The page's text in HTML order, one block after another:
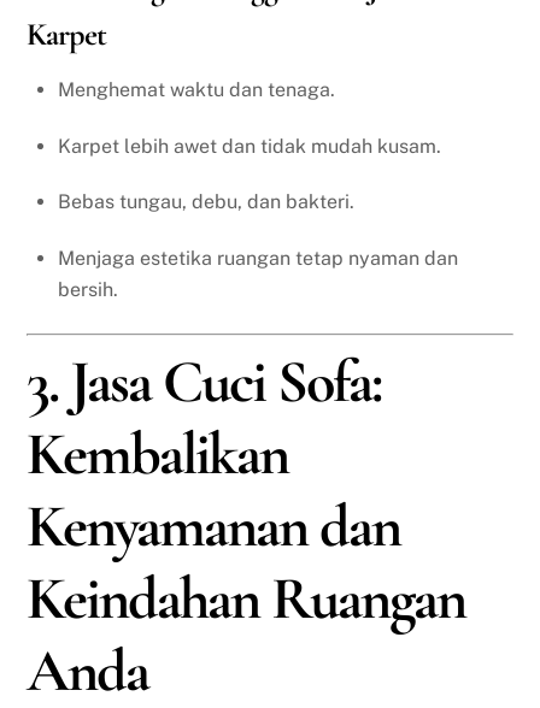
Karpet
Menghemat waktu dan tenaga.
Karpet lebih awet dan tidak mudah kusam.
Bebas tungau, debu, dan bakteri.
Menjaga estetika ruangan tetap nyaman dan
bersih.
3. Jasa Cuci Sofa:
Kembalikan
Kenyamanan dan
Keindahan Ruangan
Anda